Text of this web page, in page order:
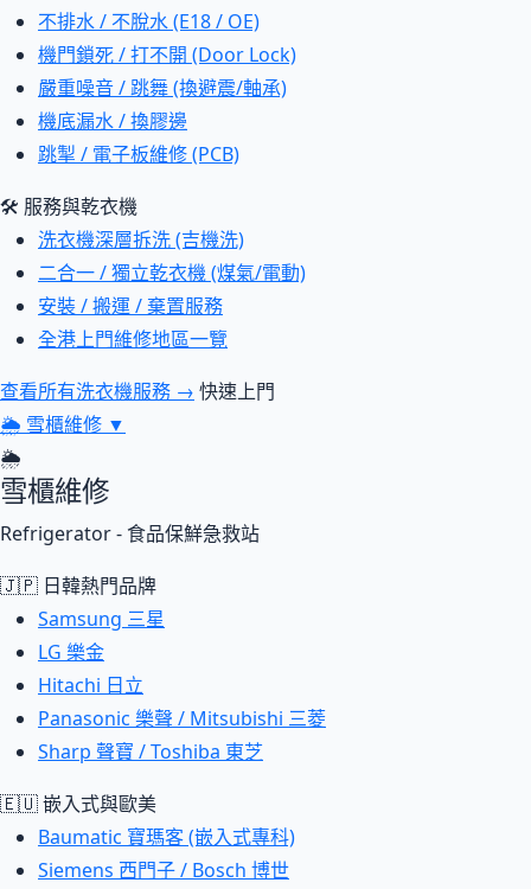
不排水 / 不脫水 (E18 / OE)
機門鎖死 / 打不開 (Door Lock)
嚴重噪音 / 跳舞 (換避震/軸承)
機底漏水 / 換膠邊
跳掣 / 電子板維修 (PCB)
🛠 服務與乾衣機
洗衣機深層拆洗 (吉機洗)
二合一 / 獨立乾衣機 (煤氣/電動)
安裝 / 搬運 / 棄置服務
全港上門維修地區一覽
查看所有洗衣機服務 → 快速上門
🌦 雪櫃維修 ▼
🌦
雪櫃維修
Refrigerator - 食品保鮮急救站
🇯🇵 日韓熱門品牌
Samsung 三星
LG 樂金
Hitachi 日立
Panasonic 樂聲 / Mitsubishi 三菱
Sharp 聲寶 / Toshiba 東芝
🇪🇺 嵌入式與歐美
Baumatic 寶瑪客 (嵌入式專科)
Siemens 西門子 / Bosch 博世